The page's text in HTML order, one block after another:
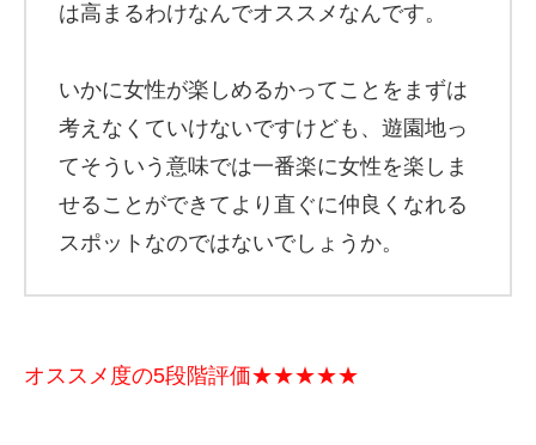
は高まるわけなんでオススメなんです。
いかに女性が楽しめるかってことをまずは
考えなくていけないですけども、遊園地っ
てそういう意味では一番楽に女性を楽しま
せることができてより直ぐに仲良くなれる
スポットなのではないでしょうか。
オススメ度の5段階評価★★★★★